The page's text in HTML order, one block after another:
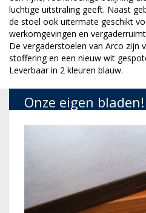
luchtige uitstraling geeft. Naast
de stoel ook uitermate geschikt
werkomgevingen en
De vergaderstoelen van Arco zijn
stoffering en een nieuw wit
Leverbaar in 2 kleuren blauw.
Onze eigen bladen!